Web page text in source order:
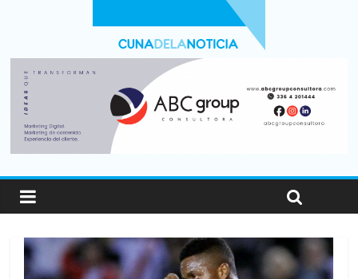
Fuerte caída de la venta de autos usados en julio: bajó un 12,6%